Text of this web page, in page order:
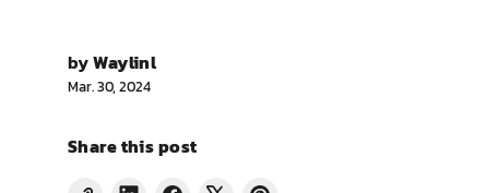
byWaylinl
Mar. 30, 2024
Share this post